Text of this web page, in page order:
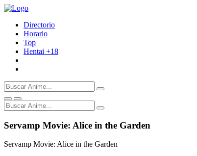
Directorio
Horario
Top
Hentai +18
Servamp Movie: Alice in the Garden
Servamp Movie: Alice in the Garden